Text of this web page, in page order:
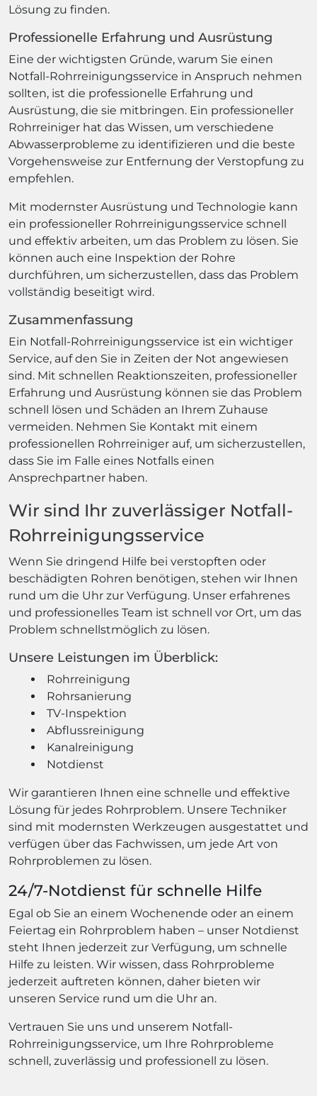
Lösung zu finden.
Professionelle Erfahrung und Ausrüstung
Eine der wichtigsten Gründe, warum Sie einen
Notfall-Rohrreinigungsservice in Anspruch nehmen
sollten, ist die professionelle Erfahrung und
Ausrüstung, die sie mitbringen. Ein professioneller
Rohrreiniger hat das Wissen, um verschiedene
Abwasserprobleme zu identifizieren und die beste
Vorgehensweise zur Entfernung der Verstopfung zu
empfehlen.
Mit modernster Ausrüstung und Technologie kann
ein professioneller Rohrreinigungsservice schnell
und effektiv arbeiten, um das Problem zu lösen. Sie
können auch eine Inspektion der Rohre
durchführen, um sicherzustellen, dass das Problem
vollständig beseitigt wird.
Zusammenfassung
Ein Notfall-Rohrreinigungsservice ist ein wichtiger
Service, auf den Sie in Zeiten der Not angewiesen
sind. Mit schnellen Reaktionszeiten, professioneller
Erfahrung und Ausrüstung können sie das Problem
schnell lösen und Schäden an Ihrem Zuhause
vermeiden. Nehmen Sie Kontakt mit einem
professionellen Rohrreiniger auf, um sicherzustellen,
dass Sie im Falle eines Notfalls einen
Ansprechpartner haben.
Wir sind Ihr zuverlässiger Notfall-
Rohrreinigungsservice
Wenn Sie dringend Hilfe bei verstopften oder
beschädigten Rohren benötigen, stehen wir Ihnen
rund um die Uhr zur Verfügung. Unser erfahrenes
und professionelles Team ist schnell vor Ort, um das
Problem schnellstmöglich zu lösen.
Unsere Leistungen im Überblick:
Rohrreinigung
Rohrsanierung
TV-Inspektion
Abflussreinigung
Kanalreinigung
Notdienst
Wir garantieren Ihnen eine schnelle und effektive
Lösung für jedes Rohrproblem. Unsere Techniker
sind mit modernsten Werkzeugen ausgestattet und
verfügen über das Fachwissen, um jede Art von
Rohrproblemen zu lösen.
24/7-Notdienst für schnelle Hilfe
Egal ob Sie an einem Wochenende oder an einem
Feiertag ein Rohrproblem haben – unser Notdienst
steht Ihnen jederzeit zur Verfügung, um schnelle
Hilfe zu leisten. Wir wissen, dass Rohrprobleme
jederzeit auftreten können, daher bieten wir
unseren Service rund um die Uhr an.
Vertrauen Sie uns und unserem Notfall-
Rohrreinigungsservice, um Ihre Rohrprobleme
schnell, zuverlässig und professionell zu lösen.